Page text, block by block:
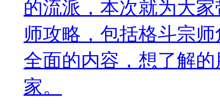
的流派，本次就为大
师攻略，包括格斗宗
全面的内容，想了解
家。